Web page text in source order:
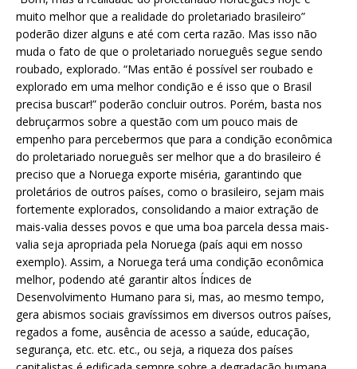
muito melhor que a realidade do proletariado brasileiro”
poderão dizer alguns e até com certa razão. Mas isso não
muda o fato de que o proletariado norueguês segue sendo
roubado, explorado. “Mas então é possível ser roubado e
explorado em uma melhor condição e é isso que o Brasil
precisa buscar!” poderão concluir outros. Porém, basta nos
debruçarmos sobre a questão com um pouco mais de
empenho para percebermos que para a condição econômica
do proletariado norueguês ser melhor que a do brasileiro é
preciso que a Noruega exporte miséria, garantindo que
proletários de outros países, como o brasileiro, sejam mais
fortemente explorados, consolidando a maior extração de
mais-valia desses povos e que uma boa parcela dessa mais-
valia seja apropriada pela Noruega (país aqui em nosso
exemplo). Assim, a Noruega terá uma condição econômica
melhor, podendo até garantir altos Índices de
Desenvolvimento Humano para si, mas, ao mesmo tempo,
gera abismos sociais gravíssimos em diversos outros países,
regados a fome, ausência de acesso a saúde, educação,
segurança, etc. etc. etc., ou seja, a riqueza dos países